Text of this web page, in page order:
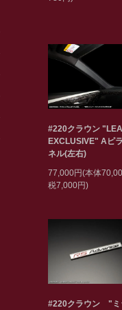
#220クラウン
EXCLUSIVE" Aピ
ネル(左右)
77,000円(本体
税7,000円)
#220クラウン "ミ